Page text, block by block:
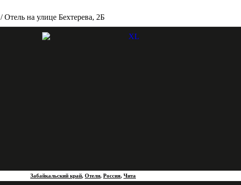
/ Отель на улице Бехтерева, 2Б
Забайкальский край,Отели,Россия,Чита